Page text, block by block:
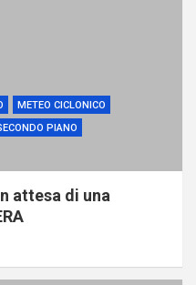
METEO CICLONICO
PIANO
attesa di una